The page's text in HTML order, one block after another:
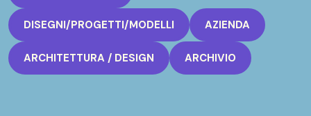
DISEGNI/PROGETTI/MODELLI AZIENDA
ARCHITETTURA / DESIGN ARCHIVIO